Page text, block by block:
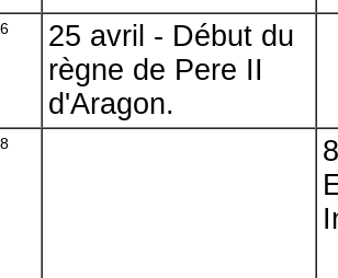
25 avril - Début du
règne de Pere II
d'Aragon.